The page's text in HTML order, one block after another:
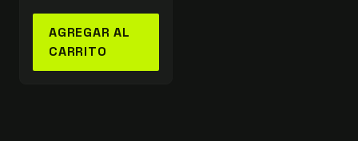
AGREGAR AL
CARRITO